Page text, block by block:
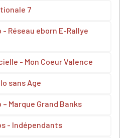
7
Réseau eborn E-Rallye
- Mon Coeur Valence
sans Age
Marque Grand Banks
- Indépendants